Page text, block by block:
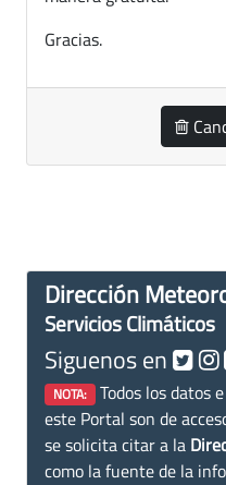
Gracias.
Dirección
Servicios Climáticos
Siguenos en
NOTA: Todos los datos
este Portal son de
se solicita citar a la
como la fuente de la